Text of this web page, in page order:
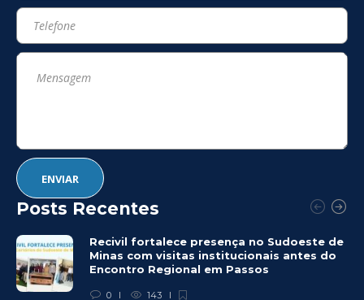
Posts Recentes
Recivil fortalece presença no Sudoeste de
Minas com visitas institucionais antes do
Encontro Regional em Passos
0 143